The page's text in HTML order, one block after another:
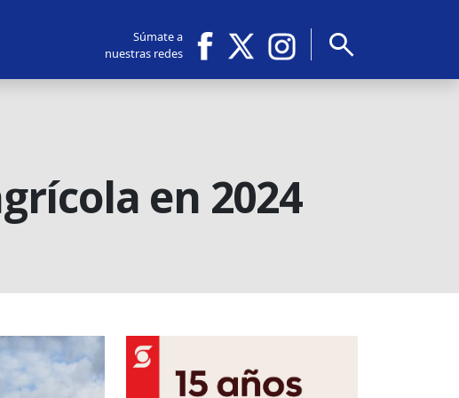
Súmate a
nuestras redes
search
en 2024